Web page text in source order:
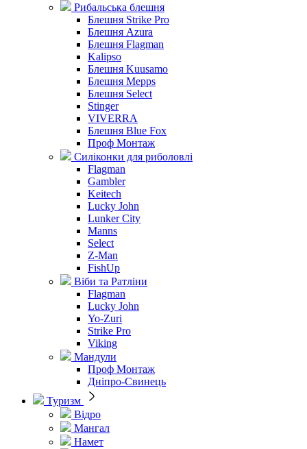
Рибальська блешня
Блешня Strike Pro
Блешня Azura
Блешня Flagman
Kalipso
Блешня Kuusamo
Блешня Mepps
Блешня Select
Stinger
VIVERRA
Блешня Blue Fox
Проф Монтаж
Силіконки для риболовлі
Flagman
Gambler
Keitech
Lucky John
Lunker City
Manns
Select
Z-Man
FishUp
Віби та Ратліни
Flagman
Lucky John
Yo-Zuri
Strike Pro
Viking
Мандули
Проф Монтаж
Дніпро-Свинець
Туризм
Відро
Мангал
Намет